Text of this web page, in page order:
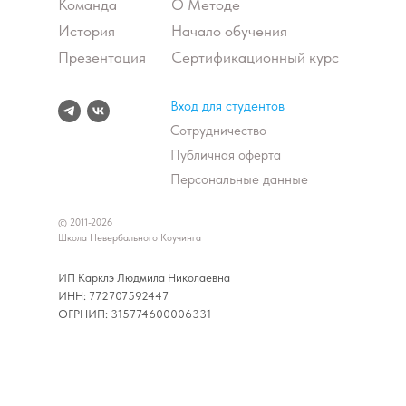
Команда
История
Презентация
О Методе
Начало обучения
Сертификационный курс
Вход для студентов
Сотрудничество
Публичная оферта
Персональные данные
© 2011-2026
Школа Невербального Коучинга
ИП Карклэ Людмила Николаевна
ИНН: 772707592447
ОГРНИП: 315774600006331